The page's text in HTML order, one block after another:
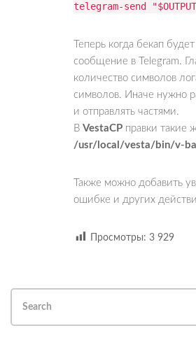
telegram-send
Теперь когда бекап
сообщение в Telegram.
количество символов
символов. Иначе нужно
и отправлять частями.
В VestaCP правки такие
/usr/local/vesta/bin/v-
Также можно добавить
ошибке и других
Просмотры: 3 929